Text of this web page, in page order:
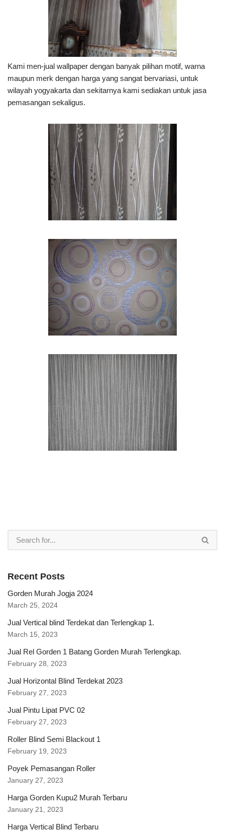
Kami men-jual wallpaper dengan banyak pilihan motif, warna
maupun merk dengan harga yang sangat bervariasi, untuk
wilayah yogyakarta dan sekitarnya kami sediakan untuk jasa
pemasangan sekaligus.
Recent Posts
Gorden Murah Jogja 2024
March 25, 2024
Jual Vertical blind Terdekat dan Terlengkap 1.
March 15, 2023
Jual Rel Gorden 1 Batang Gorden Murah Terlengkap.
February 28, 2023
Jual Horizontal Blind Terdekat 2023
February 27, 2023
Jual Pintu Lipat PVC 02
February 27, 2023
Roller Blind Semi Blackout 1
February 19, 2023
Poyek Pemasangan Roller
January 27, 2023
Harga Gorden Kupu2 Murah Terbaru
January 21, 2023
Harga Vertical Blind Terbaru